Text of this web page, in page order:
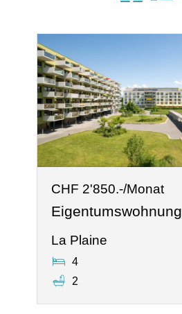
CHF 2'850.-/Monat
Eigentumswohnung
La Plaine
4
2